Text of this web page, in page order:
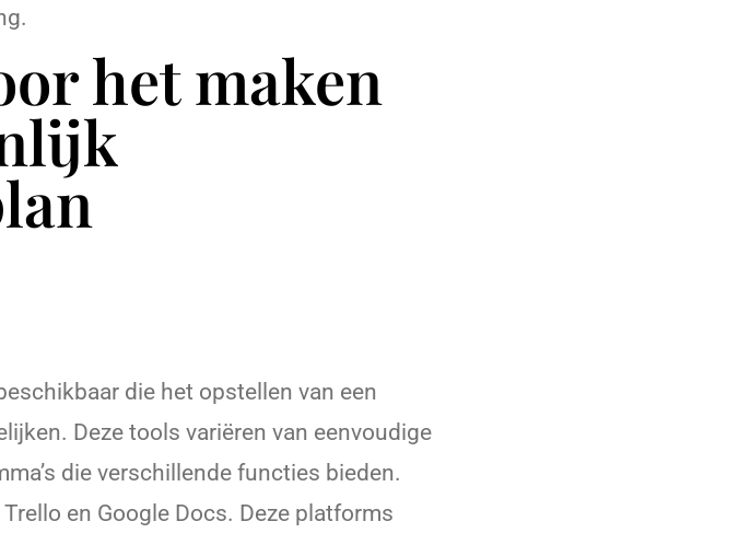
het maken
die het opstellen van een
Deze tools variëren van eenvoudige
die verschillende functies bieden.
en Google Docs. Deze platforms